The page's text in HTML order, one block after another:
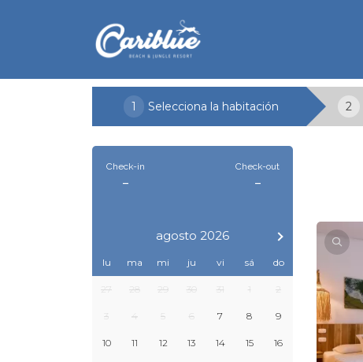
1 Selecciona la habitación 2
Check-in
-
Check-out
-
agosto 2026
lu ma mi ju vi sá do
27 28 29 30 31 1 2
3 4 5 6 7 8 9
10 11 12 13 14 15 16